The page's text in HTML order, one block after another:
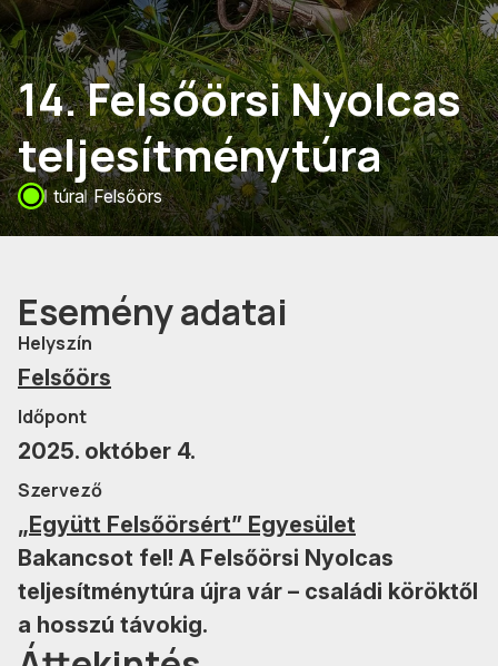
14. Felsőörsi Nyolcas
teljesítménytúra
túra Felsőörs
Esemény adatai
Helyszín
Felsőörs
Időpont
2025. október 4.
Szervező
„Együtt Felsőörsért” Egyesület
Bakancsot fel! A Felsőörsi Nyolcas
teljesítménytúra újra vár – családi köröktől
a hosszú távokig.